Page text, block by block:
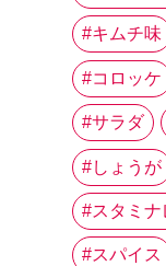
キムチ味
コロッケ
サラダ
しょうが
スタミナ
スパイス